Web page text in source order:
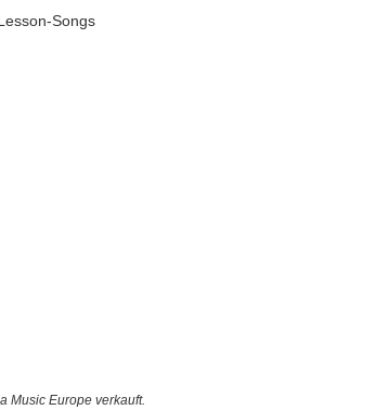
Songs
Music Europe verkauft.